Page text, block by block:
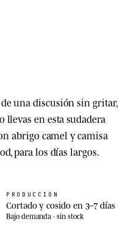
una discusión sin gritar,
en esta sudadera
abrigo camel y camisa
para los días largos.
PRODUCCIÓN
Cortado y cosido en 3–7 días
Bajo demanda · sin stock